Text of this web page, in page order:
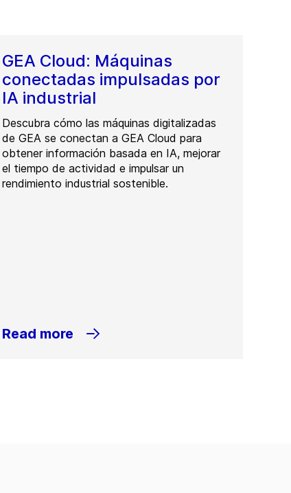
GEA Cloud: Máquinas
conectadas impulsadas por
IA industrial
Descubra cómo las máquinas digitalizadas
de GEA se conectan a GEA Cloud para
obtener información basada en IA, mejorar
el tiempo de actividad e impulsar un
rendimiento industrial sostenible.
Read more